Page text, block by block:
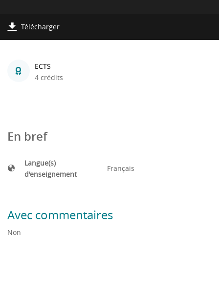
Télécharger
ECTS
4 crédits
En bref
Langue(s)
d'enseignement
Français
Avec commentaires
Non